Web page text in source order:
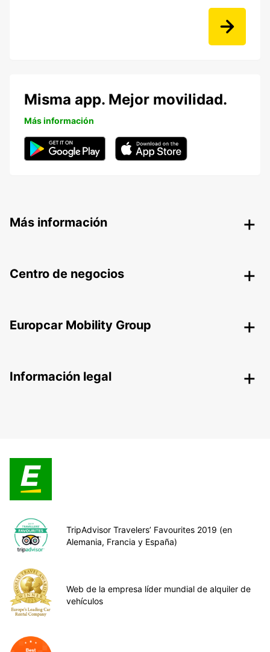
Misma app. Mejor movilidad.
Más información
Más información
Centro de negocios
Europcar Mobility Group
Información legal
TripAdvisor Travelers’ Favourites 2019 (en
Alemania, Francia y España)
Web de la empresa líder mundial de alquiler de
vehículos